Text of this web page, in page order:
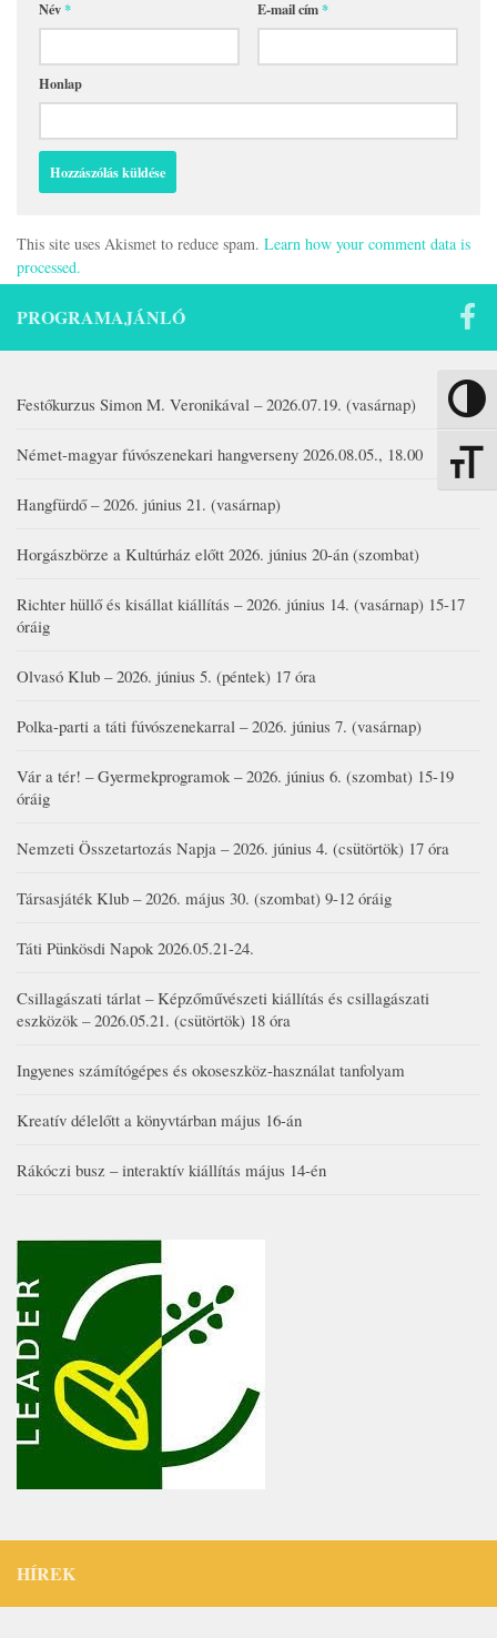
Nagy
Név* E-mail cím*
Honlap
This site uses Akismet to reduce spam. Learn how your comment data is
processed.
PROGRAMAJÁNLÓ
Festőkurzus Simon M. Veronikával – 2026.07.19. (vasárnap)
Német-magyar fúvószenekari hangverseny 2026.08.05., 18.00
Hangfürdő – 2026. június 21. (vasárnap)
Horgászbörze a Kultúrház előtt 2026. június 20-án (szombat)
Richter hüllő és kisállat kiállítás – 2026. június 14. (vasárnap) 15-17
óráig
Olvasó Klub – 2026. június 5. (péntek) 17 óra
Polka-parti a táti fúvószenekarral – 2026. június 7. (vasárnap)
Vár a tér! – Gyermekprogramok – 2026. június 6. (szombat) 15-19
óráig
Nemzeti Összetartozás Napja – 2026. június 4. (csütörtök) 17 óra
Társasjáték Klub – 2026. május 30. (szombat) 9-12 óráig
Táti Pünkösdi Napok 2026.05.21-24.
Csillagászati tárlat – Képzőművészeti kiállítás és csillagászati
eszközök – 2026.05.21. (csütörtök) 18 óra
Ingyenes számítógépes és okoseszköz-használat tanfolyam
Kreatív délelőtt a könyvtárban május 16-án
Rákóczi busz – interaktív kiállítás május 14-én
HÍREK